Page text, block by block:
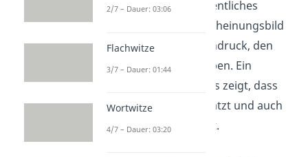
sauberes und ordentliches
Äußeres. Dein Erscheinungsbild
ist oft der erste Eindruck, den
andere von dir haben. Ein
gepflegtes Äußeres zeigt, dass
du dich selbst schätzt und auch
auf andere achtest.
2/7 – Dauer: 03:06
Flachwitze
3/7 – Dauer: 01:44
Wortwitze
4/7 – Dauer: 03:20